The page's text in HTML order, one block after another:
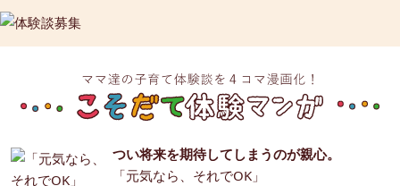
つい将来を期待してしまうのが親心。
「元気なら、それでOK」